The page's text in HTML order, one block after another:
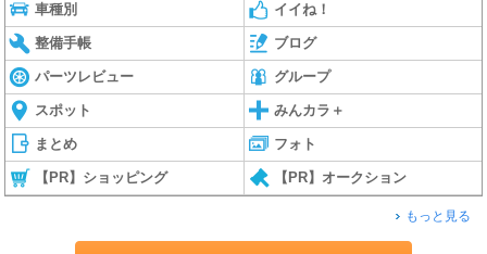
車種別 イイね！
整備手帳 ブログ
パーツレビュー グループ
スポット みんカラ＋
まとめ フォト
【PR】ショッピング 【PR】オークション
もっと見る